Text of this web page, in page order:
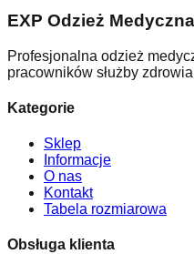
EXP Odzież Medyczna
Profesjonalna odzież
pracowników służby
Kategorie
Sklep
Informacje
O nas
Kontakt
Tabela rozmiarowa
Obsługa klienta